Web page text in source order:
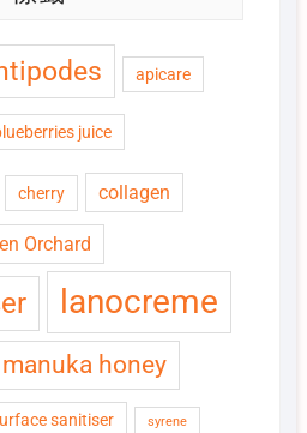
apicare
juice
cherry collagen
Orchard
lanocreme
manuka honey
sanitiser syrene